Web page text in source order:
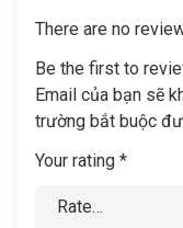
There are no
Be the first to
Email của bạn sẽ
trường bắt buộc
Your rating *